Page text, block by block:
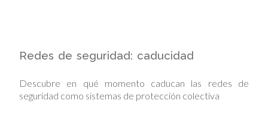
Redes de seguridad: caducidad
Descubre en qué momento caducan las redes de
seguridad como sistemas de protección colectiva